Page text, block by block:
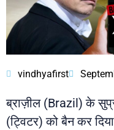
vindhyafirst
ब्राज़ील (Brazil) के
(ट्विटर) को बैन कर